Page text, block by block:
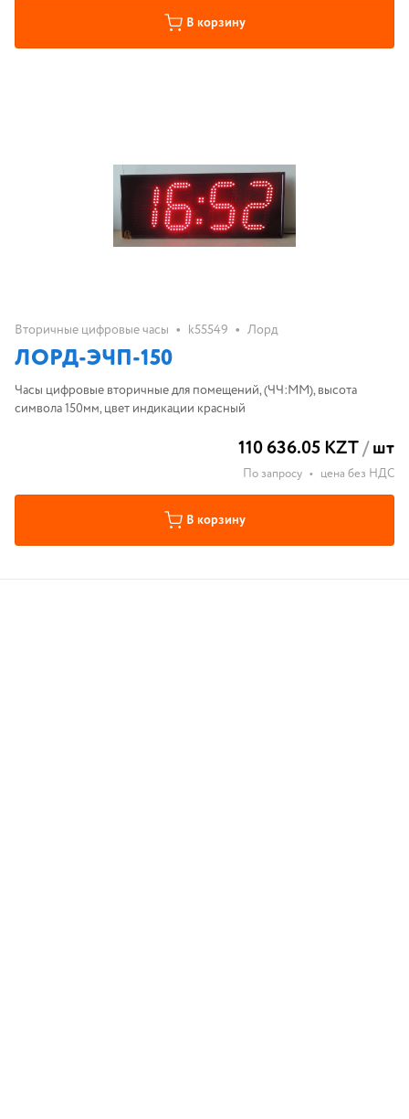
В корзину
Вторичные цифровые часы • k55549 • Лорд
ЛОРД-ЭЧП-150
Часы цифровые вторичные для помещений, (ЧЧ:ММ), высота
символа 150мм, цвет индикации красный
110 636.05 KZT/шт
По запросу • цена без НДС
В корзину